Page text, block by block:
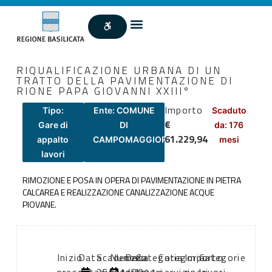
RIQUALIFICAZIONE URBANA DI UN
TRATTO DELLA PAVIMENTAZIONE DI
RIONE PAPA GIOVANNI XXIII°
Tipo:
Gare di
appalto
lavori
Ente: COMUNE
DI
CAMPOMAGGIORE
Importo
€
61.229,94
Scaduto
da: 176
mesi
RIMOZIONE E POSA IN OPERA DI PAVIMENTAZIONE IN PIETRA
CALCAREA E REALIZZAZIONE CANALIZZAZIONE ACQUE
PIOVANE.
InizioDataScadenza:
Numero
DataCategoriaCategoria
Importo
Categorie